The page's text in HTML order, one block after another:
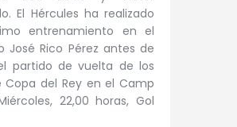
El Hércules ha realizado
entrenamiento en el
José Rico Pérez antes de
partido de vuelta de los
Copa del Rey en el Camp
22,00 horas, Gol